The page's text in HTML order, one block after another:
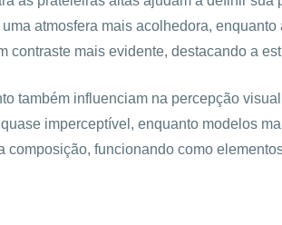
atmosfera mais acolhedora,
contraste mais evidente, destacando a
também influenciam na percepção
imperceptível, enquanto modelos
composição, funcionando como